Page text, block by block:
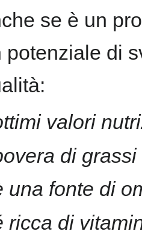
se è un
potenziale di
valori
di grassi
una fonte di
ricca di